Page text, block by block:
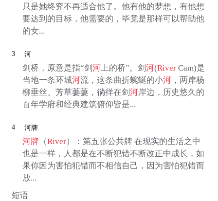
只是她终究不再适合他了。他有他的梦想，有他想
要达到的目标，他需要的，毕竟是那样可以帮助他
的女...
3 河
剑桥，原意是指“剑河上的桥”。剑河(RiverCam)是
当地一条环城河流，这条曲折蜿蜒的小河，两岸杨
柳垂丝、芳草萋萋，徜徉在剑河岸边，历史悠久的
百年学府和经典建筑俯仰皆是...
4 河牌
河牌（River）：第五张公共牌 在现实的生活之中
也是一样，人都是在不断犯错不断改正中成长，如
果你因为害怕犯错而不相信自己，因为害怕犯错而
放...
短语